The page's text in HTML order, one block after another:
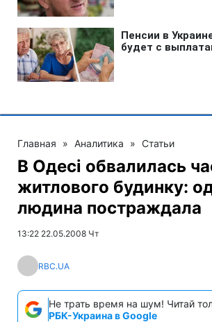
Главная » Аналитика » Статьи
В Одесі обвалилась
житлового будинку:
людина постраждала
13:22 22.05.2008 Чт
RBC.UA
Не трать время на шум! Читай
РБК-Украина в Google